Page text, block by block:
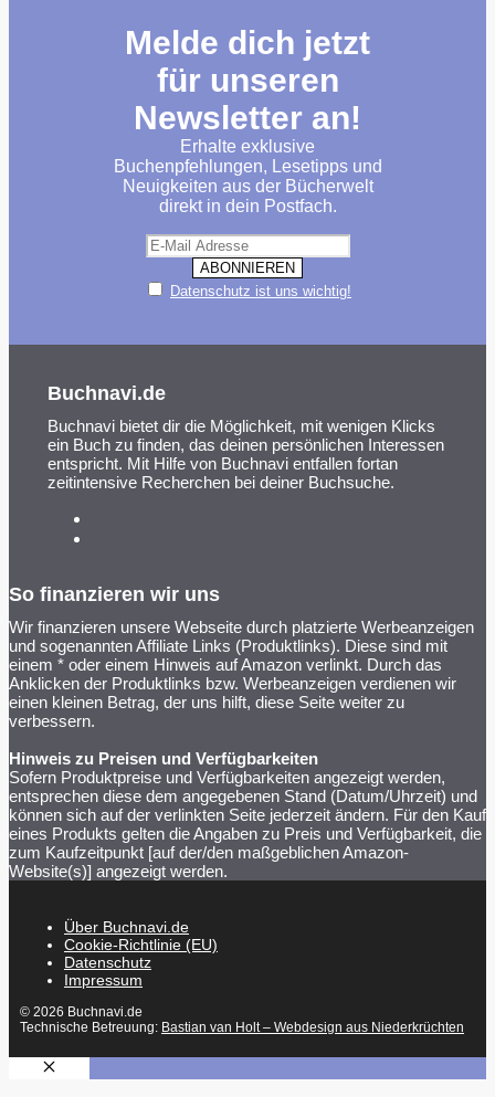
Melde dich jetzt
für unseren
Newsletter an!
Erhalte exklusive
Buchenpfehlungen, Lesetipps und
Neuigkeiten aus der Bücherwelt
direkt in dein Postfach.
Datenschutz ist uns wichtig!
Buchnavi.de
Buchnavi bietet dir die Möglichkeit, mit wenigen Klicks
ein Buch zu finden, das deinen persönlichen Interessen
entspricht. Mit Hilfe von Buchnavi entfallen fortan
zeitintensive Recherchen bei deiner Buchsuche.
So finanzieren wir uns
Wir finanzieren unsere Webseite durch platzierte Werbeanzeigen
und sogenannten Affiliate Links (Produktlinks). Diese sind mit
einem * oder einem Hinweis auf Amazon verlinkt. Durch das
Anklicken der Produktlinks bzw. Werbeanzeigen verdienen wir
einen kleinen Betrag, der uns hilft, diese Seite weiter zu
verbessern.
Hinweis zu Preisen und Verfügbarkeiten
Sofern Produktpreise und Verfügbarkeiten angezeigt werden,
entsprechen diese dem angegebenen Stand (Datum/Uhrzeit) und
können sich auf der verlinkten Seite jederzeit ändern. Für den Kauf
eines Produkts gelten die Angaben zu Preis und Verfügbarkeit, die
zum Kaufzeitpunkt [auf der/den maßgeblichen Amazon-
Website(s)] angezeigt werden.
Über Buchnavi.de
Cookie-Richtlinie (EU)
Datenschutz
Impressum
© 2026 Buchnavi.de
Technische Betreuung: Bastian van Holt – Webdesign aus Niederkrüchten
SCHLIESSEN